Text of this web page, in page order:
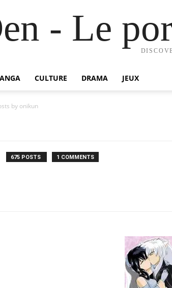
- Le
CULTURE DRAMA JEUX
by onikun
675 POSTS 1 COMMENTS